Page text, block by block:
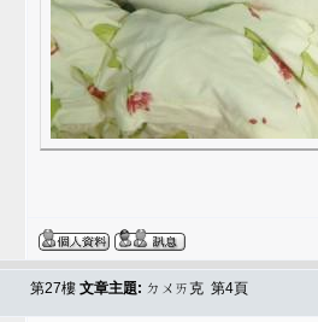
第27樓 文章主題: ㄉㄨㄞ克 第4頁